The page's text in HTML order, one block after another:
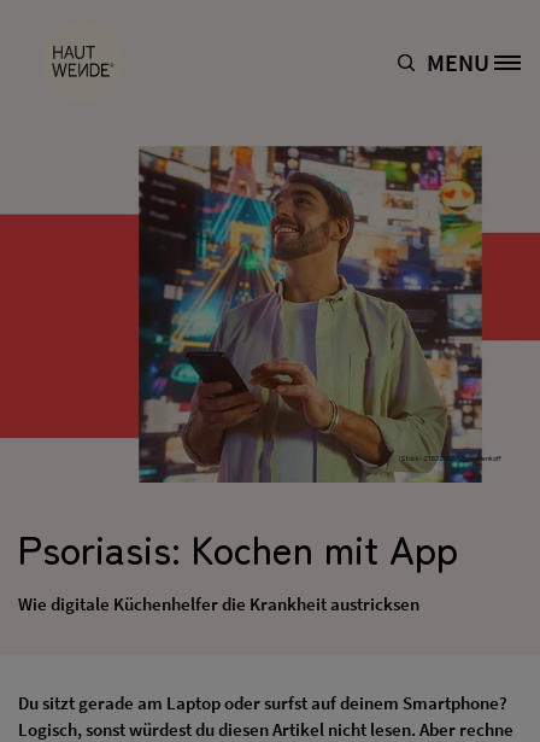
Site Logo MENU
iStock-2163200715_gorodenkoff
Psoriasis: Kochen mit App
Wie digitale Küchenhelfer die Krankheit austricksen
Du sitzt gerade am Laptop oder surfst auf deinem Smartphone?
Logisch, sonst würdest du diesen Artikel nicht lesen. Aber rechne